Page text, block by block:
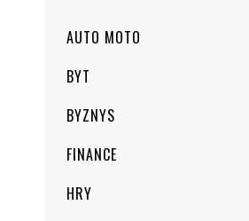
MenuAUTO MOTO
BYT
BYZNYS
FINANCE
HRY